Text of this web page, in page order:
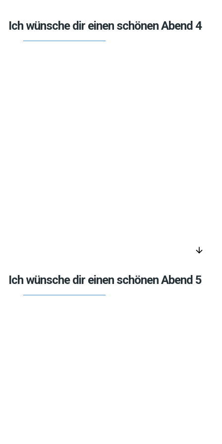
Ich wünsche dir einen schönen Abend 4
arrow_downward
Ich wünsche dir einen schönen Abend 5